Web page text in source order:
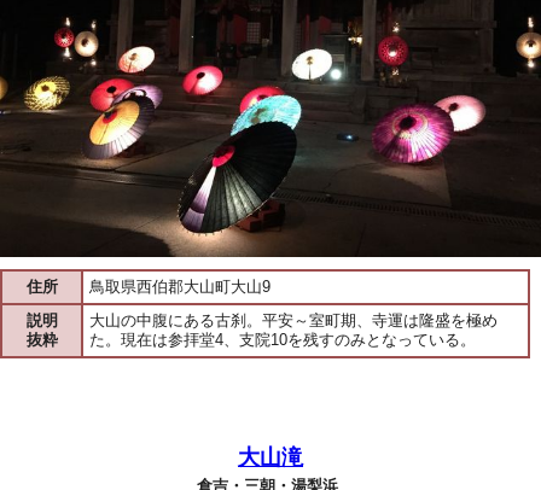
住所
鳥取県西伯郡大山町大山9
説明
抜粋
大山の中腹にある古刹。平安～室町期、寺運は隆盛を極め
た。現在は参拝堂4、支院10を残すのみとなっている。
大山滝
倉吉・三朝・湯梨浜